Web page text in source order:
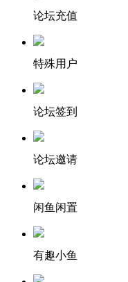
论坛充值
特殊用户
论坛签到
论坛邀请
闲鱼闲置
有趣小鱼